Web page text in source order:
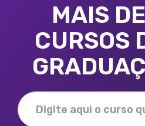
MAIS
CURSOS